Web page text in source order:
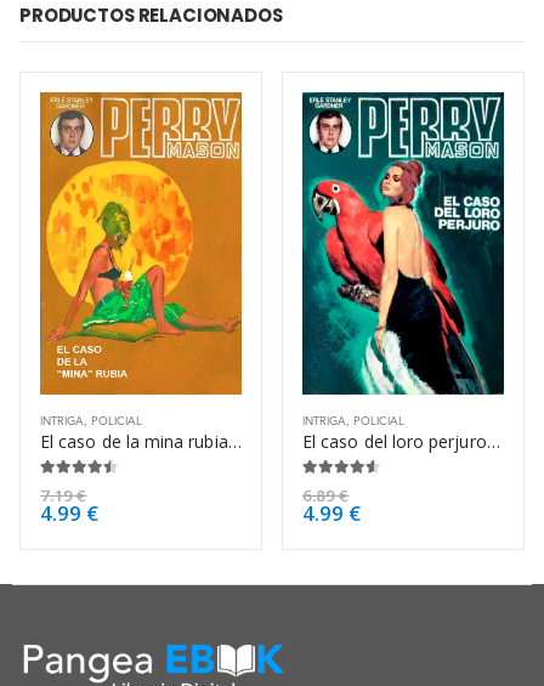
PRODUCTOS RELACIONADOS
INTRIGA POLICIAL
El caso de la mina rubia – Erle Stanley Gardner
7.19€
4.99 €
INTRIGA POLICIAL
El caso del loro perjuro – Erle Stanley Gardner
6.89€
4.99 €